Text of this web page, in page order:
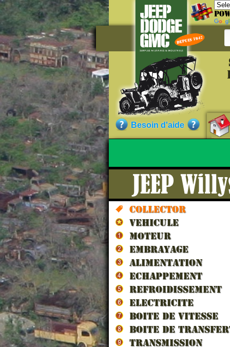
Besoin d'aide
JEEP
Collector
VEHICULE
MOTEUR
EMBRAYAGE
ALIMENTATION
ECHAPPEMENT
REFROIDISSEMENT
ELECTRICITE
BOITE DE VITESSE
BOITE DE
TRANSMISSION
Qualité :
Sans garantie.)
Nos
HUILE
(Spécial